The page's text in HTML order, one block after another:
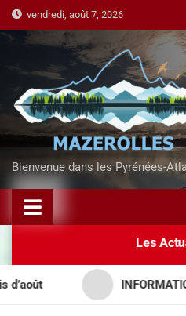
vendredi, août 7, 2026
Bienvenue dans les Pyrénées-
Les
INFORMATION